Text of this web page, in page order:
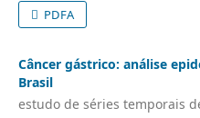
PDFA
Câncer gástrico: análise
Brasil
estudo de séries temporais